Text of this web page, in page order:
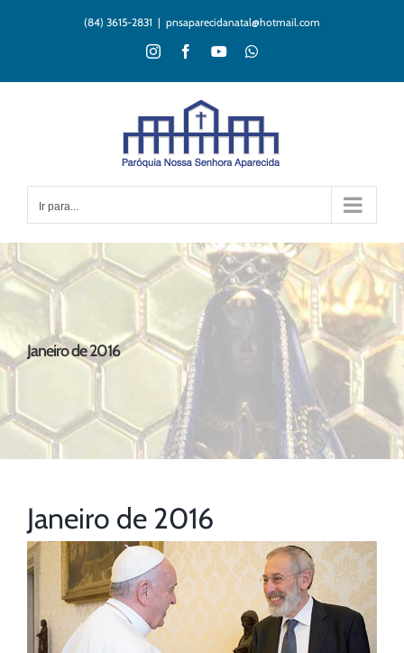
(84) 3615-2831 | pnsaparecidanatal@hotmail.com
InstagramFacebookYouTubeWhatsApp
Ir para...
Janeiro de 2016
Janeiro de 2016